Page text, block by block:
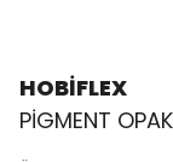
HOBİFLEX
PİGMENT